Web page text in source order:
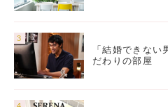
「結婚できな
だわりの部屋